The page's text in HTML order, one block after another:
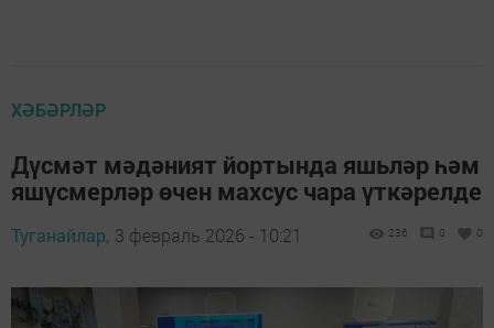
ХӘБӘРЛӘР
Дүсмәт мәдәният йортында яшьләр һәм
яшүсмерләр өчен махсус чара үткәрелде
Туганайлар, 3 февраль 2026 - 10:21 236 0 0